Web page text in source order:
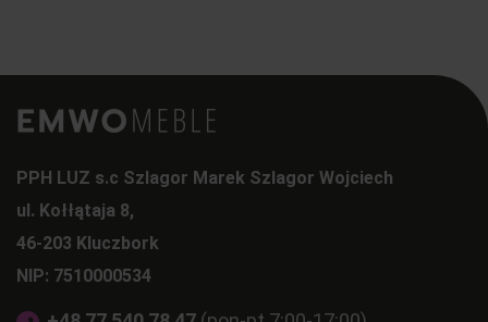
PPH LUZ s.c Szlagor Marek Szlagor Wojciech
ul. Kołłątaja 8,
46-203 Kluczbork
NIP: 7510000534